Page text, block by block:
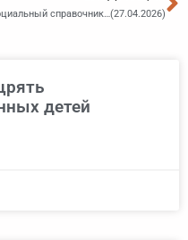
справочник…(27.04.2026)
детей